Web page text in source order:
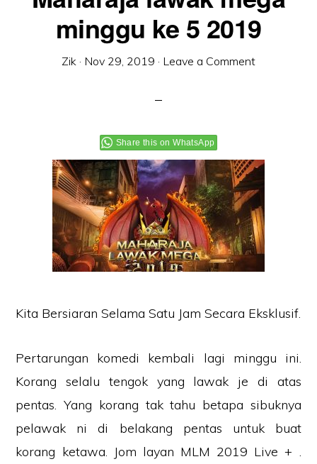
minggu ke 5 2019
Zik · Nov 29, 2019 · Leave a Comment
Share this on WhatsApp
Kita Bersiaran Selama Satu Jam Secara Eksklusif.
Pertarungan komedi kembali lagi minggu ini.
Korang selalu tengok yang lawak je di atas
pentas. Yang korang tak tahu betapa sibuknya
pelawak ni di belakang pentas untuk buat
korang ketawa. Jom layan MLM 2019 Live + .